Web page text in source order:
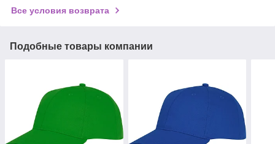
Все условия возврата
Подобные товары компании